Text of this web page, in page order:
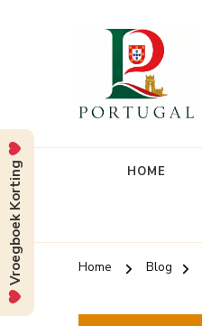
HOME
Home Blog
Vroegboek Korting